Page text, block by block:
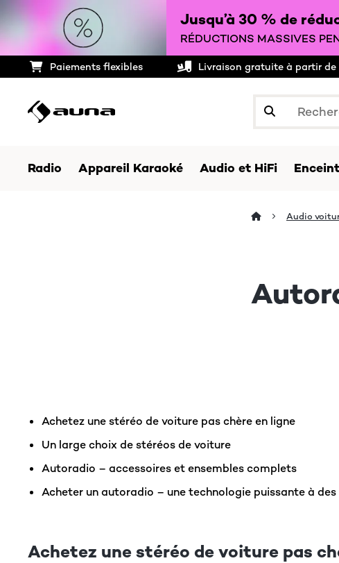
Jusqu’à 30 % de
RÉDUCTIONS MASSIVES
Paiements flexibles Livraison gratuite à partir
Radio Appareil Karaoké Audio et HiFi
Audio
Achetez une stéréo de voiture pas chère en ligne
Un large choix de stéréos de voiture
Autoradio – accessoires et ensembles complets
Acheter un autoradio – une technologie puissante à
Achetez une stéréo de voiture pas